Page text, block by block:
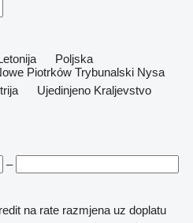
Poljska
Piotrków Trybunalski Nysa
Ujedinjeno Kraljevstvo
–
na rate razmjena uz doplatu